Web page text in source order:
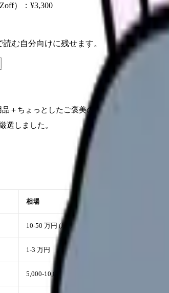
）：¥3,300
む自分向けに残せます。
＋ちょっとしたご褒美のバランスが鉄板。4
選しました。
相場
10-50 万円 (現金)
1-3 万円
5,000-10,000 円